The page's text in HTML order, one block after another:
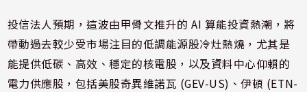
投信法人預期，這波由甲骨文推升的 AI 算能投資熱潮，將
帶動過去較少受市場注目的低調能源股冷灶熱燒，尤其是
能提供低碳、高效、穩定的核電股，以及資料中心仰賴的
電力供應股，包括美股奇異維諾瓦 (GEV-US)、伊頓 (ETN-